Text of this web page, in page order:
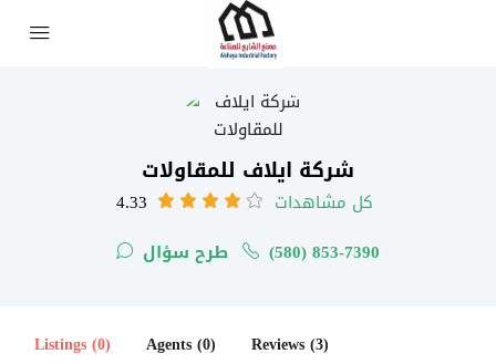
شركة ايلاف للمقاولات
4.33
كل مشاهدات
طرح سؤال
(580) 853-7390
Listings (0) Agents (0) Reviews (3)